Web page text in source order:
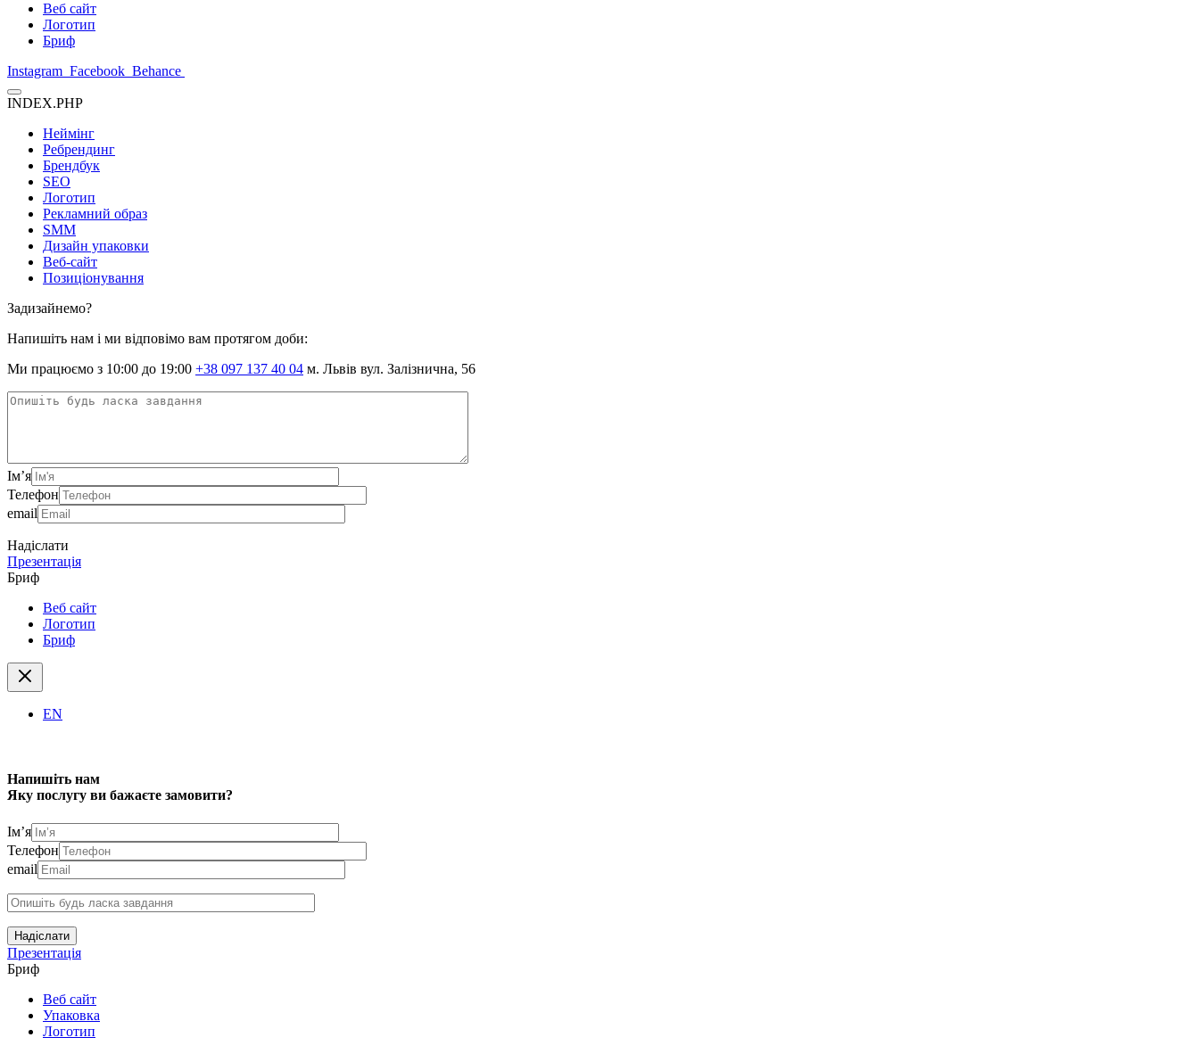
Веб сайт
Логотип
Бриф
Instagram Facebook Behance
INDEX.PHP
Неймінг
Ребрендинг
Брендбук
SEO
Логотип
Рекламний образ
SMM
Дизайн упаковки
Веб-сайт
Позиціонування
Задизайнемо?
Напишіть нам і ми відповімо вам протягом доби:
Ми працюємо з 10:00 до 19:00 +38 097 137 40 04 м. Львів вул. Залізнична, 56
Ім’я
Телефон
email
Надіслати
Презентація
Бриф
Веб сайт
Логотип
Бриф
EN
Напишіть нам
Яку послугу ви бажаєте замовити?
Ім’я
Телефон
email
Надіслати
Презентація
Бриф
Веб сайт
Упаковка
Логотип